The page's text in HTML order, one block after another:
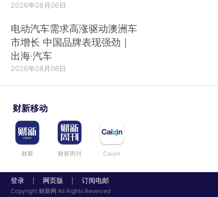
2026年08月06日
电动汽车需求高涨驱动澳洲车
市增长 中国品牌表现强劲｜
出海·汽车
2026年08月06日
财新移动
财新 财新周刊 Caixin
登录 网页版 订阅电邮
Copyright 财新网 All Rights Reserved